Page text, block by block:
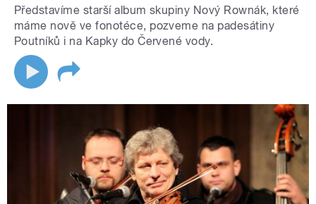
Představíme starší album skupiny Nový Rownák, které
máme nově ve fonotéce, pozveme na padesátiny
Poutníků i na Kapky do Červené vody.